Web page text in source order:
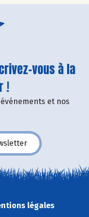
vous à la
!
et nos
légales